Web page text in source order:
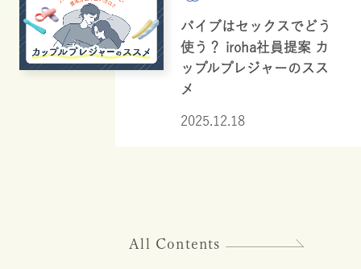
バイブはセックスでどう
使う？ iroha社員提案 カ
ップルプレジャーのスス
メ
2025.12.18
All Contents